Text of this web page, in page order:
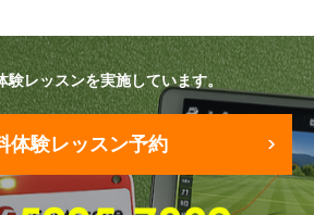
験レッスンを実施しています。
体験レッスン予約